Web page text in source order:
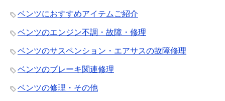
ベンツにおすすめアイテムご紹介
ベンツのエンジン不調・故障・修理
ベンツのサスペンション・エアサスの故障修理
ベンツのブレーキ関連修理
ベンツの修理・その他